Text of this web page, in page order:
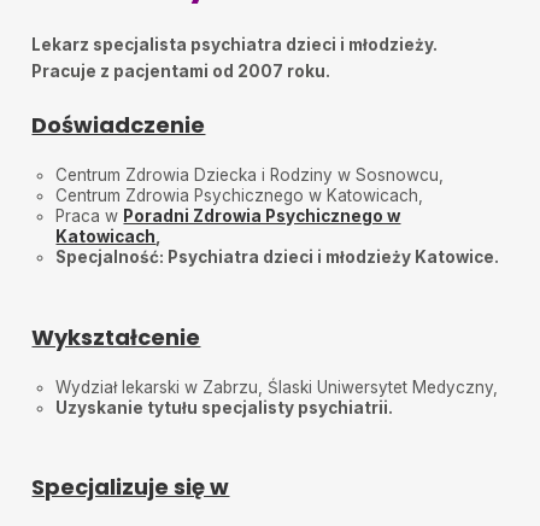
Katarzyna W.
2025-06-11
Byliśmy z córką na pierwszej wizycie i jesteśmy
życzliwa i uważna. Szybko nawiązała kontakt z
dzieckiem i dała nam konkretne, pomocne
Zdecydowanie polecamy.
Łukasz•2025-05-13
Lekarz z powołania
było to potrzebne.
Gorąco polecam!
podejście do dziecka. Przeprowadzony wywiad był
dokładny i długi. Córka i rodzic wyszli zadowoleni.
Lekarz specjalista psychiatra dzieci i młodzieży.
Pracuje z pacjentami od 2007 roku.
Doświadczenie
Centrum Zdrowia Dziecka i Rodziny w Sosnowcu,
Centrum Zdrowia Psychicznego w Katowicach,
Praca w Poradni Zdrowia Psychicznego w
Katowicach
Specjalność: Psychiatra dzieci i młodzieży Katowice.
Wykształcenie
Wydział lekarski w Zabrzu, Ślaski Uniwersytet Medyczny,
Uzyskanie tytułu specjalisty psychiatrii.
Specjalizuje się w